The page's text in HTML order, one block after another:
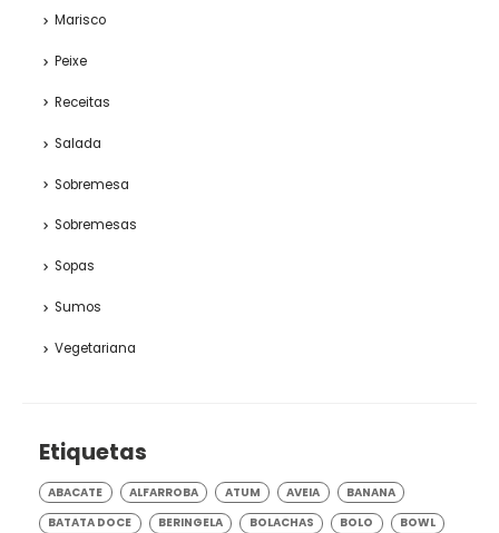
Marisco
Peixe
Receitas
Salada
Sobremesa
Sobremesas
Sopas
Sumos
Vegetariana
Etiquetas
ABACATE ALFARROBA ATUM AVEIA
BANANA
BATATA DOCE
BERINGELA BOLACHAS BOLO
BOWL